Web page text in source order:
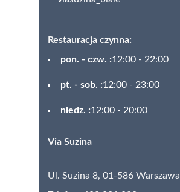
Restauracja czynna:
pon. - czw. :12:00 - 22:00
pt. - sob. :12:00 - 23:00
niedz. :12:00 - 20:00
Via Suzina
Ul. Suzina 8, 01-586 Warszawa